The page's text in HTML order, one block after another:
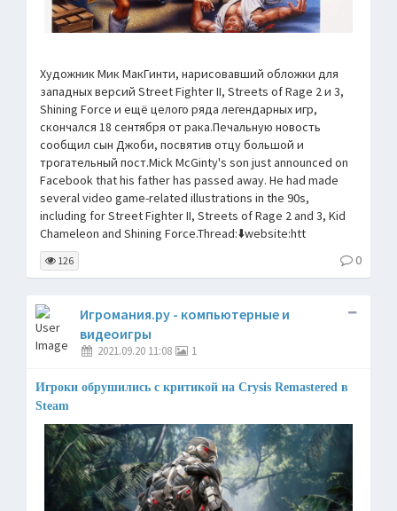
Художник Мик МакГинти, нарисовавший обложки для
западных версий Street Fighter II, Streets of Rage 2 и 3,
Shining Force и ещё целого ряда легендарных игр,
скончался 18 сентября от рака.Печальную новость
сообщил сын Джоби, посвятив отцу большой и
трогательный пост.Mick McGinty's son just announced on
Facebook that his father has passed away. He had made
several video game-related illustrations in the 90s,
including for Street Fighter II, Streets of Rage 2 and 3, Kid
Chameleon and Shining Force.Thread:⬇️website:htt
126 0
Игромания.ру - компьютерные и
видеоигры
2021.09.20 11:08 1
Игроки обрушились с критикой на Crysis Remastered в
Steam